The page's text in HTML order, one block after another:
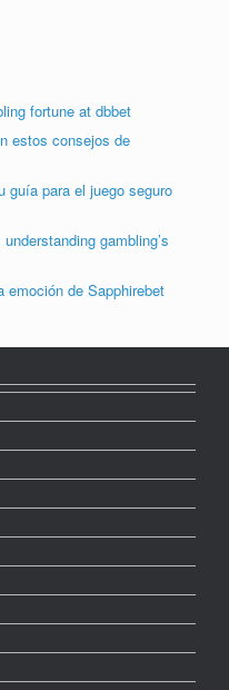
fortune at dbbet
estos consejos de
guía para el juego seguro
gambling’s
de Sapphirebet